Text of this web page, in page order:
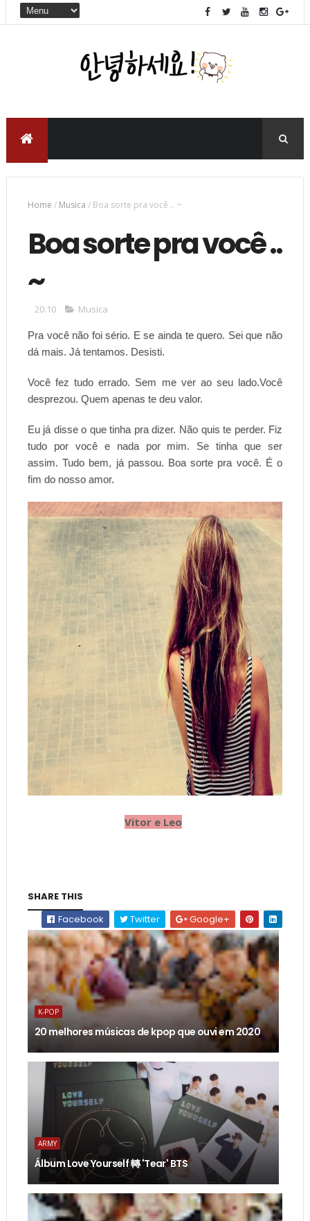
Home / Musica / Boa sorte pra você .. ~
Boa sorte pra você ..
~
20:10 Musica
Pra você não foi sério. E se ainda te quero. Sei que não
dá mais. Já tentamos. Desisti.
Você fez tudo errado. Sem me ver ao seu lado.Você
desprezou. Quem apenas te deu valor.
Eu já disse o que tinha pra dizer. Não quis te perder. Fiz
tudo por você enada por mim. Se tinha que ser
assim.Tudo bem, já passou. Boa sorte pra você. É o
fim do nosso amor.
Vitor e Leo
SHARE THIS
Facebook
Twitter Google+
K-POP
20 melhores músicas de kpop que ouvi em 2020
ARMY
Álbum Love Yourself 轉 'Tear' BTS